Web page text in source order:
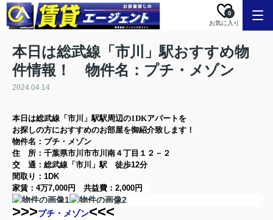
お気に入り
0
本日は総武線「市川」駅おすすめ物
件情報！ 物件名：プチ・メゾン
2024.04.14
本日は総武線「市川」駅駅周辺の1DKアパート を
お探しの方におすすめのお部屋を御紹介致します！
物件名：プチ・メゾン
住 所： 千葉県市川市市川南４丁目１２－２
交 通：総武線「市川」駅 徒歩12分
間取り： 1DK
家賃： 4万7,000円 共益費： 2,000円
>>>プチ・メゾン<<<